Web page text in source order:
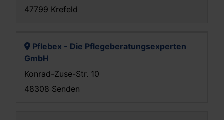
47799 Krefeld
Pflebex - Die Pflegeberatungsexperten
GmbH
Konrad-Zuse-Str. 10
48308 Senden